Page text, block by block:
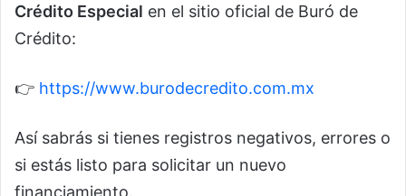
Crédito Especial en el sitio oficial de Buró de
Crédito:
👉 https://www.burodecredito.com.mx
Así sabrás si tienes registros negativos, errores o
si estás listo para solicitar un nuevo
financiamiento.